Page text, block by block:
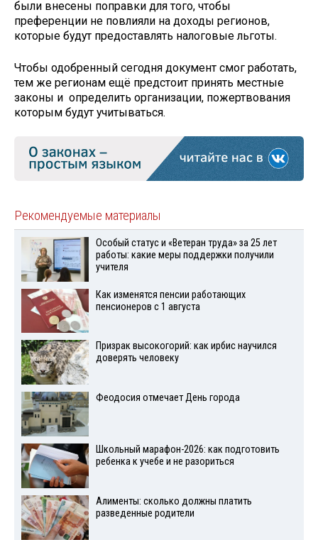
были внесены поправки для того, чтобы
преференции не повлияли на доходы регионов,
которые будут предоставлять налоговые льготы.
Чтобы одобренный сегодня документ смог работать,
тем же регионам ещё предстоит принять местные
законы и определить организации, пожертвования
которым будут учитываться.
Рекомендуемые материалы
Особый статус и «Ветеран труда» за 25 лет
работы: какие меры поддержки получили
учителя
Как изменятся пенсии работающих
пенсионеров с 1 августа
Призрак высокогорий: как ирбис научился
доверять человеку
Феодосия отмечает День города
Школьный марафон-2026: как подготовить
ребенка к учебе и не разориться
Алименты: сколько должны платить
разведенные родители